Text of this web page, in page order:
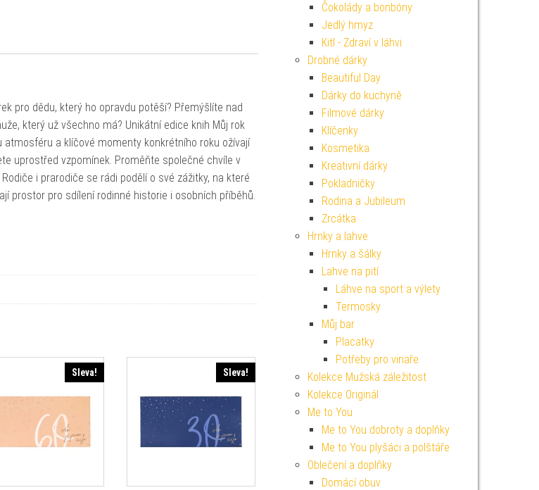
pro dědu, který ho opravdu potěší? Přemýšlíte nad
který už všechno má? Unikátní edice knih Můj rok
a klíčové momenty konkrétního roku ožívají
uprostřed vzpomínek. Proměňte společné chvíle v
i prarodiče se rádi podělí o své zážitky, na které
prostor pro sdílení rodinné historie i osobních příběhů.
Sleva! Sleva!
Čokolády a bonbóny
Jedlý hmyz
Kitl - Zdraví v láhvi
Drobné dárky
Beautiful Day
Dárky do kuchyně
Filmové dárky
Klíčenky
Kosmetika
Kreativní dárky
Pokladničky
Rodina a Jubileum
Zrcátka
Hrnky a lahve
Hrnky a šálky
Lahve na pití
Láhve na sport a výlety
Termosky
Můj bar
Placatky
Potřeby pro vinaře
Kolekce Mužská záležitost
Kolekce Originál
Me to You
Me to You dobroty a doplňky
Me to You plyšáci a polštáře
Oblečení a doplňky
Domácí obuv